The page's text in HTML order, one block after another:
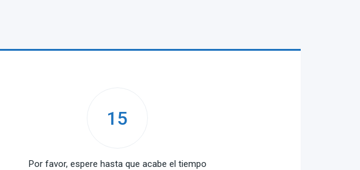
15
Por favor, espere hasta que acabe el tiempo